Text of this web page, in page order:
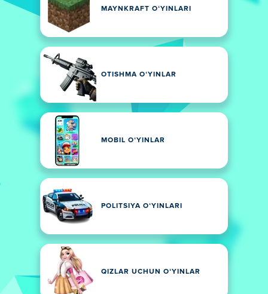
MAYNKRAFT OʻYINLARI
OTISHMA OʻYINLAR
MOBIL OʻYINLAR
POLITSIYA OʻYINLARI
QIZLAR UCHUN OʻYINLAR